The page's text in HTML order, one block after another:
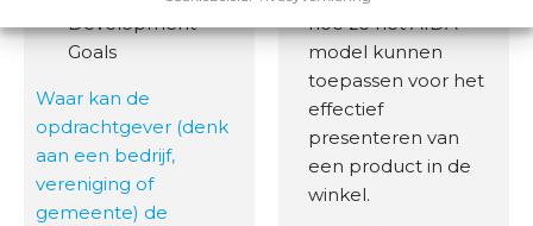
Development
Goals
Waar kan de
opdrachtgever (denk
aan een bedrijf,
vereniging of
gemeente) de
hoe ze het AIDA-
model kunnen
toepassen voor het
effectief
presenteren van
een product in de
winkel.